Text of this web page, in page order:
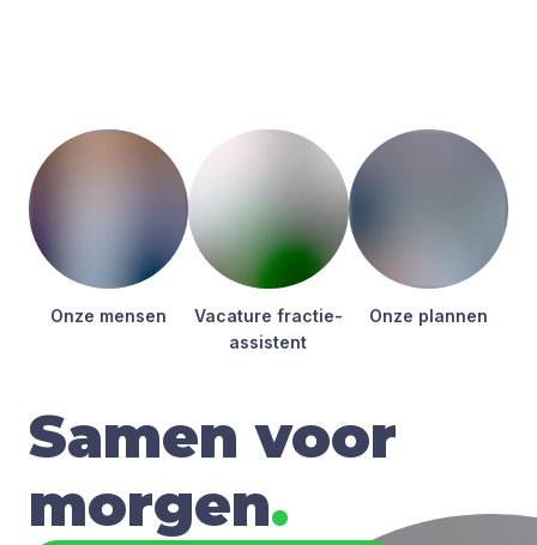
Onze men­sen
Vaca­tu­re frac­tie­
as­sis­tent
Onze plan­nen
Samen voor
morgen.